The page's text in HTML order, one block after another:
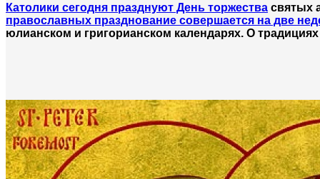
Католики сегодня празднуют День торжества святых
православных празднование совершается на две
юлианском и григорианском календарях. О